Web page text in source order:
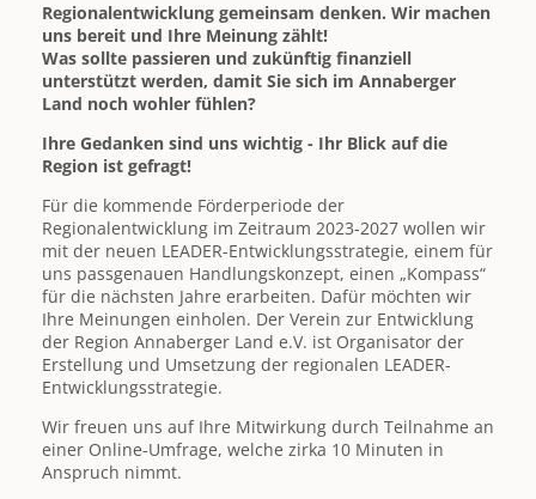
Regionalentwicklung gemeinsam denken. Wir machen
uns bereit und Ihre Meinung zählt!
Was sollte passieren und zukünftig finanziell
unterstützt werden, damit Sie sich im Annaberger
Land noch wohler fühlen?
Ihre Gedanken sind uns wichtig - Ihr Blick auf die
Region ist gefragt!
Für die kommende Förderperiode der
Regionalentwicklung im Zeitraum 2023-2027 wollen wir
mit der neuen LEADER-Entwicklungsstrategie, einem für
uns passgenauen Handlungskonzept, einen „Kompass“
für die nächsten Jahre erarbeiten. Dafür möchten wir
Ihre Meinungen einholen. Der Verein zur Entwicklung
der Region Annaberger Land e.V. ist Organisator der
Erstellung und Umsetzung der regionalen LEADER-
Entwicklungsstrategie.
Wir freuen uns auf Ihre Mitwirkung durch Teilnahme an
einer Online-Umfrage, welche zirka 10 Minuten in
Anspruch nimmt.